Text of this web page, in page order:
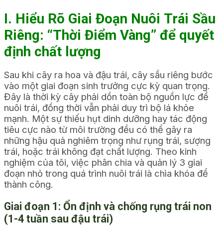
I. Hiểu Rõ Giai Đoạn Nuôi Trái Sầu
Riêng: “Thời Điểm Vàng” để quyết
định chất lượng
Sau khi cây ra hoa và đậu trái, cây sầu riêng bước
vào một giai đoạn sinh trưởng cực kỳ quan trọng.
Đây là thời kỳ cây phải dồn toàn bộ nguồn lực để
nuôi trái, đồng thời vẫn phải duy trì bộ lá khỏe
mạnh. Một sự thiếu hụt dinh dưỡng hay tác động
tiêu cực nào từ môi trường đều có thể gây ra
những hậu quả nghiêm trọng như rụng trái, sượng
trái, hoặc trái không đạt chất lượng. Theo kinh
nghiệm của tôi, việc phân chia và quản lý 3 giai
đoạn nhỏ trong quá trình nuôi trái là chìa khóa để
thành công.
Giai đoạn 1: Ổn định và chống rụng trái non
(1-4 tuần sau đậu trái)